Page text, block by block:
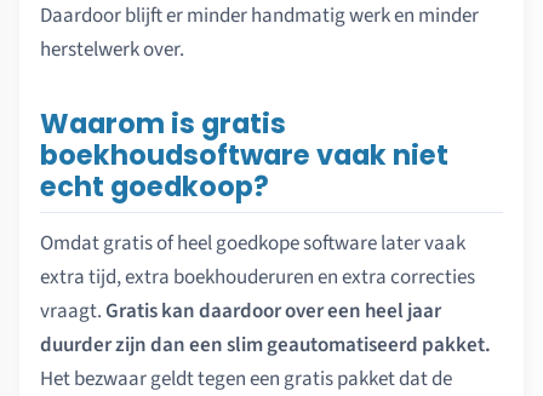
Daardoor blijft er minder handmatig werk en minder
herstelwerk over.
Waarom is gratis
boekhoudsoftware vaak niet
echt goedkoop?
Omdat gratis of heel goedkope software later vaak
extra tijd, extra boekhouderuren en extra correcties
vraagt.Gratis kan daardoor over een heel jaar
duurder zijn dan een slim geautomatiseerd pakket.
Het bezwaar geldt tegen een gratis pakket dat de